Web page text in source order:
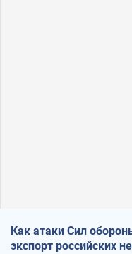
Как атаки Сил
экспорт российских